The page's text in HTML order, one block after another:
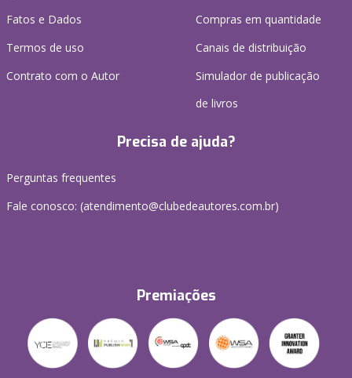
Fatos e Dados
Termos de uso
Contrato com o Autor
Compras em quantidade
Canais de distribuição
Simulador de publicação
de livros
Precisa de ajuda?
Perguntas frequentes
Fale conosco: (atendimento@clubedeautores.com.br)
Premiações